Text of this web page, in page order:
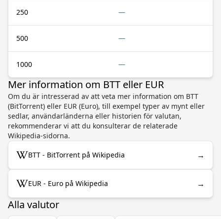
250 —
500 —
1000 —
Mer information om BTT eller EUR
Om du är intresserad av att veta mer information om BTT
(BitTorrent) eller EUR (Euro), till exempel typer av mynt eller
sedlar, användarländerna eller historien för valutan,
rekommenderar vi att du konsulterar de relaterade
Wikipedia-sidorna.
BTT - BitTorrent på Wikipedia →
EUR - Euro på Wikipedia →
Alla valutor